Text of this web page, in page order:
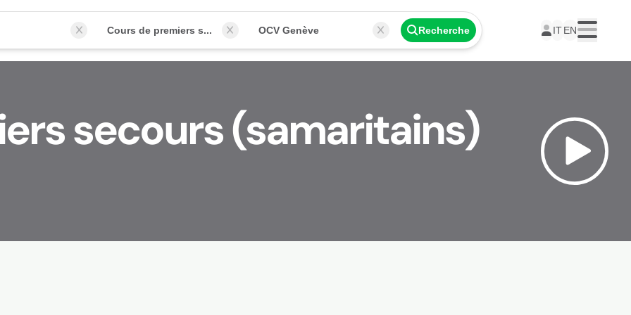
Cours de premiers secours (samaritains) OCV Genève Recherche ITEN
secours (samaritains)